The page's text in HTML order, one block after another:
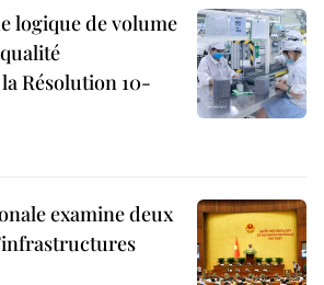
logique de volume
Résolution 10-
examine deux